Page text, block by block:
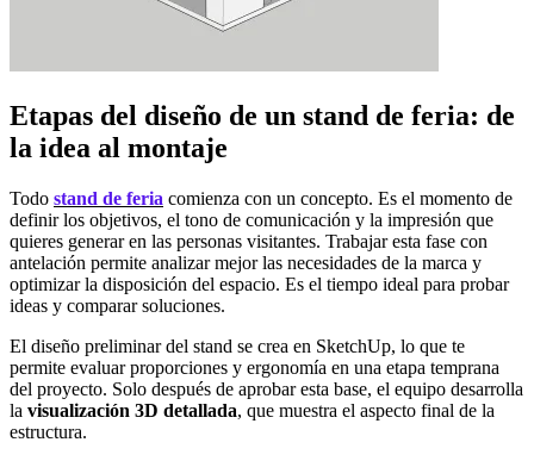
Etapas del diseño de un stand de feria: de
la idea al montaje
Todo stand de feria comienza con un concepto. Es el momento de
definir los objetivos, el tono de comunicación y la impresión que
quieres generar en las personas visitantes. Trabajar esta fase con
antelación permite analizar mejor las necesidades de la marca y
optimizar la disposición del espacio. Es el tiempo ideal para probar
ideas y comparar soluciones.
El diseño preliminar del stand se crea en SketchUp, lo que te
permite evaluar proporciones y ergonomía en una etapa temprana
del proyecto. Solo después de aprobar esta base, el equipo desarrolla
la visualización 3D detallada, que muestra el aspecto final de la
estructura.